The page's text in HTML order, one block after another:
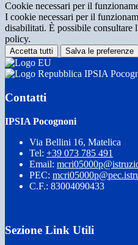
Cookie necessari per il
I cookie necessari per il
disabilitati. È possibile consultare
policy.
Accetta tutti Salva le preferenze
IPSIA
Contatti
IPSIA Pocognoni
Via Bellini 16, Matelica
Tel: +39 073 785 491
Email:
PEC:
C.F.: 83004090433
Sezione Link Utili